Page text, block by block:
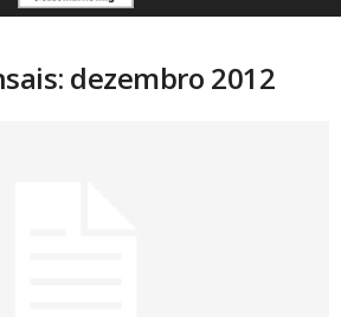
dezembro 2012